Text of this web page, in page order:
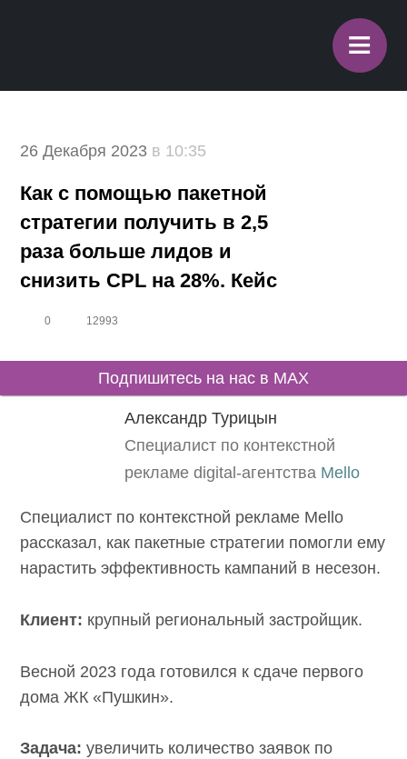
≡
26 Декабря 2023 в 10:35
Как с помощью пакетной
стратегии получить в 2,5
раза больше лидов и
снизить CPL на 28%. Кейс
0 12993
Подпишитесь на нас в MAX
Александр Турицын
Специалист по контекстной
рекламе digital-агентства Mello
Специалист по контекстной рекламе Mello
рассказал, как пакетные стратегии помогли ему
нарастить эффективность кампаний в несезон.
Клиент: крупный региональный застройщик.
Весной 2023 года готовился к сдаче первого
дома ЖК «Пушкин».
Задача: увеличить количество заявок по